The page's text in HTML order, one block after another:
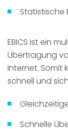
Statistische
EBICS ist ein
Übertragung
Internet. Somit
schnell und
Schnelle